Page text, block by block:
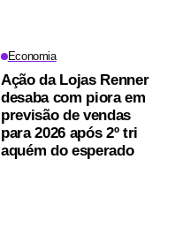
Economia
Ação da Lojas Renner
desaba com piora em
previsão de vendas
para 2026 após 2º tri
aquém do esperado